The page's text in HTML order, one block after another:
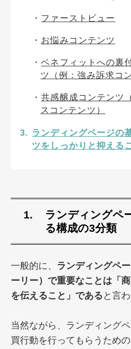
ファーストビュー
お悩みコンテンツ
ベネフィットへの裏
ツ（例：強み訴求コ
共感醸成コンテンツ
スコンテンツ）
ランディングページの
ツをしっかりと抑える
ランディングペ
る構成の3分類
一般的に、 ランディングペ
ーリー）で重要なことは「
を伝えること」である と言
当然ながら、ランディング
買行動を行ってもらうため